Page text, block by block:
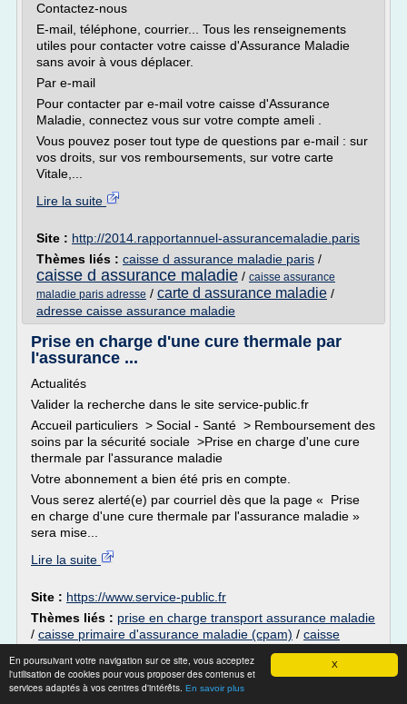
X
En poursuivant votre navigation sur ce site, vous acceptez
l'utilisation de cookies pour vous proposer des contenus et
services adaptés à vos centres d'intérêts. En savoir plus
Contactez-nous
E-mail, téléphone, courrier... Tous les renseignements
utiles pour contacter votre caisse d'Assurance Maladie
sans avoir à vous déplacer.
Par e-mail
Pour contacter par e-mail votre caisse d'Assurance
Maladie, connectez vous sur votre compte ameli .
Vous pouvez poser tout type de questions par e-mail : sur
vos droits, sur vos remboursements, sur votre carte
Vitale,...
Lire la suite
Site : http://2014.rapportannuel-assurancemaladie.paris
Thèmes liés : caisse d assurance maladie paris /
caisse d assurance maladie / caisse assurance
maladie paris adresse / carte d assurance maladie /
adresse caisse assurance maladie
Prise en charge d'une cure thermale par
l'assurance ...
Actualités
Valider la recherche dans le site service-public.fr
Accueil particuliers > Social - Santé > Remboursement des
soins par la sécurité sociale >Prise en charge d'une cure
thermale par l'assurance maladie
Votre abonnement a bien été pris en compte.
Vous serez alerté(e) par courriel dès que la page « Prise
en charge d'une cure thermale par l'assurance maladie »
sera mise...
Lire la suite
Site : https://www.service-public.fr
Thèmes liés : prise en charge transport assurance maladie
/ caisse primaire d'assurance maladie (cpam) / caisse
caisse primaire
d'assurance maladie/ caisse d assurance maladie
Caisse nationale de l'assurance maladie —